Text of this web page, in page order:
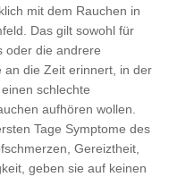
mit dem Rauchen in
Das gilt sowohl für
oder die andrere
an die Zeit erinnert, in der
schlechte
aufhören wollen.
Tage Symptome des
Gereiztheit,
geben sie auf keinen